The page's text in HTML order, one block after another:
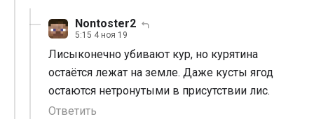
Nontoster2
5:15 4 ноя 19
Лисыконечно убивают кур, но курятина
остаётся лежат на земле. Даже кусты ягод
остаются нетронутыми в присутствии лис.
Ответить